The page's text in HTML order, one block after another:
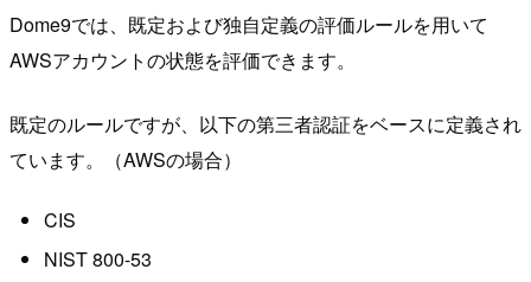
Dome9では、既定および独自定義の評価ルールを用いて
AWSアカウントの状態を評価できます。
既定のルールですが、以下の第三者認証をベースに定義され
ています。（AWSの場合）
CIS
NIST 800-53